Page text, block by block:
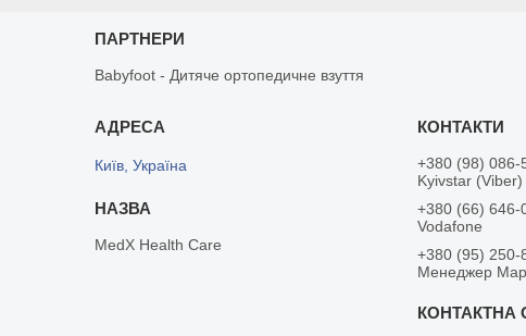
ПАРТНЕРИ
Babyfoot - Дитяче ортопедичне взуття
Київ, Україна
MedX Health Care
+380 (98) 086-
Kyivstar (Viber)
+380 (66) 646-
Vodafone
+380 (95) 250-
Менеджер